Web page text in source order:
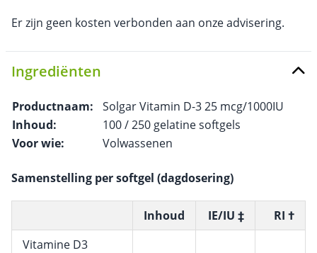
Er zijn geen kosten verbonden aan onze advisering.
Ingrediënten
Productnaam:
Solgar Vitamin D-3 25 mcg/1000IU
Inhoud:
100 / 250 gelatine softgels
Voor wie:
Volwassenen
Samenstelling per softgel (dagdosering)
Inhoud IE/IU ‡
RI †
Vitamine D3